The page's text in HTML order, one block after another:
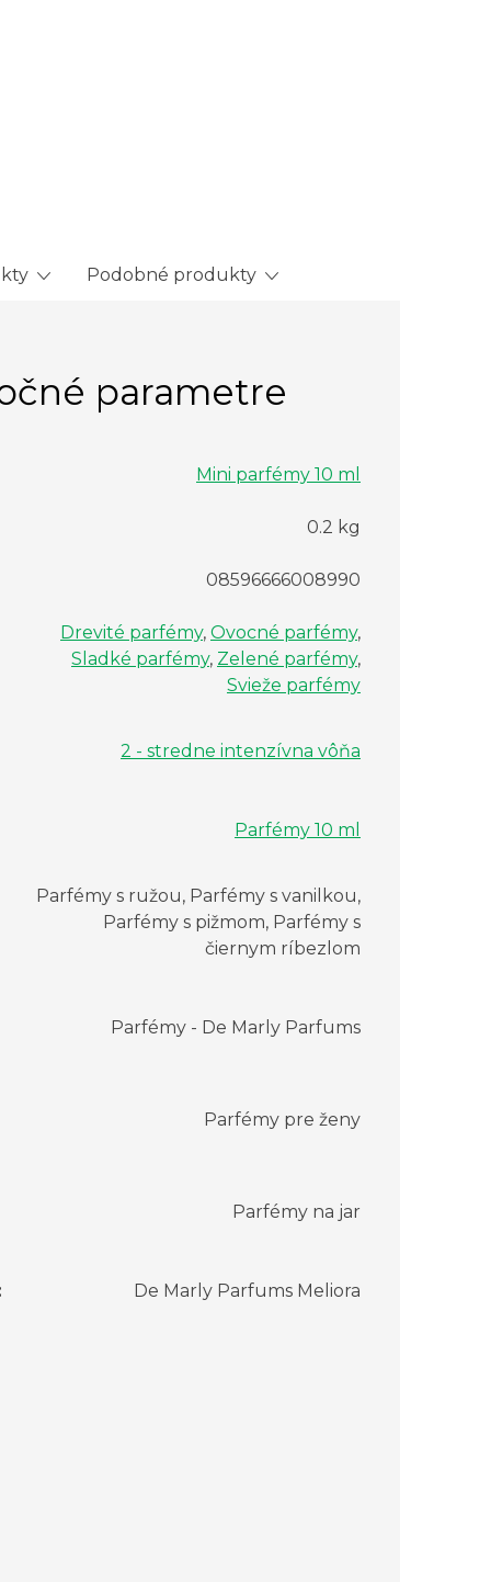
Podobné produkty
parametre
Mini parfémy 10 ml
0.2 kg
08596666008990
Drevité parfémy, Ovocné parfémy,
Sladké parfémy, Zelené parfémy,
Svieže parfémy
2 - stredne intenzívna vôňa
Parfémy 10 ml
Parfémy s ružou, Parfémy s vanilkou,
Parfémy s pižmom, Parfémy s
čiernym ríbezlom
Parfémy - De Marly Parfums
Parfémy pre ženy
Parfémy na jar
De Marly Parfums Meliora